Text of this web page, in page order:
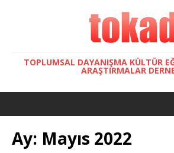
TOPLUMSAL DAYANIŞMA KÜLTÜR
ARAŞTIRMALAR
Ay: Mayıs 2022